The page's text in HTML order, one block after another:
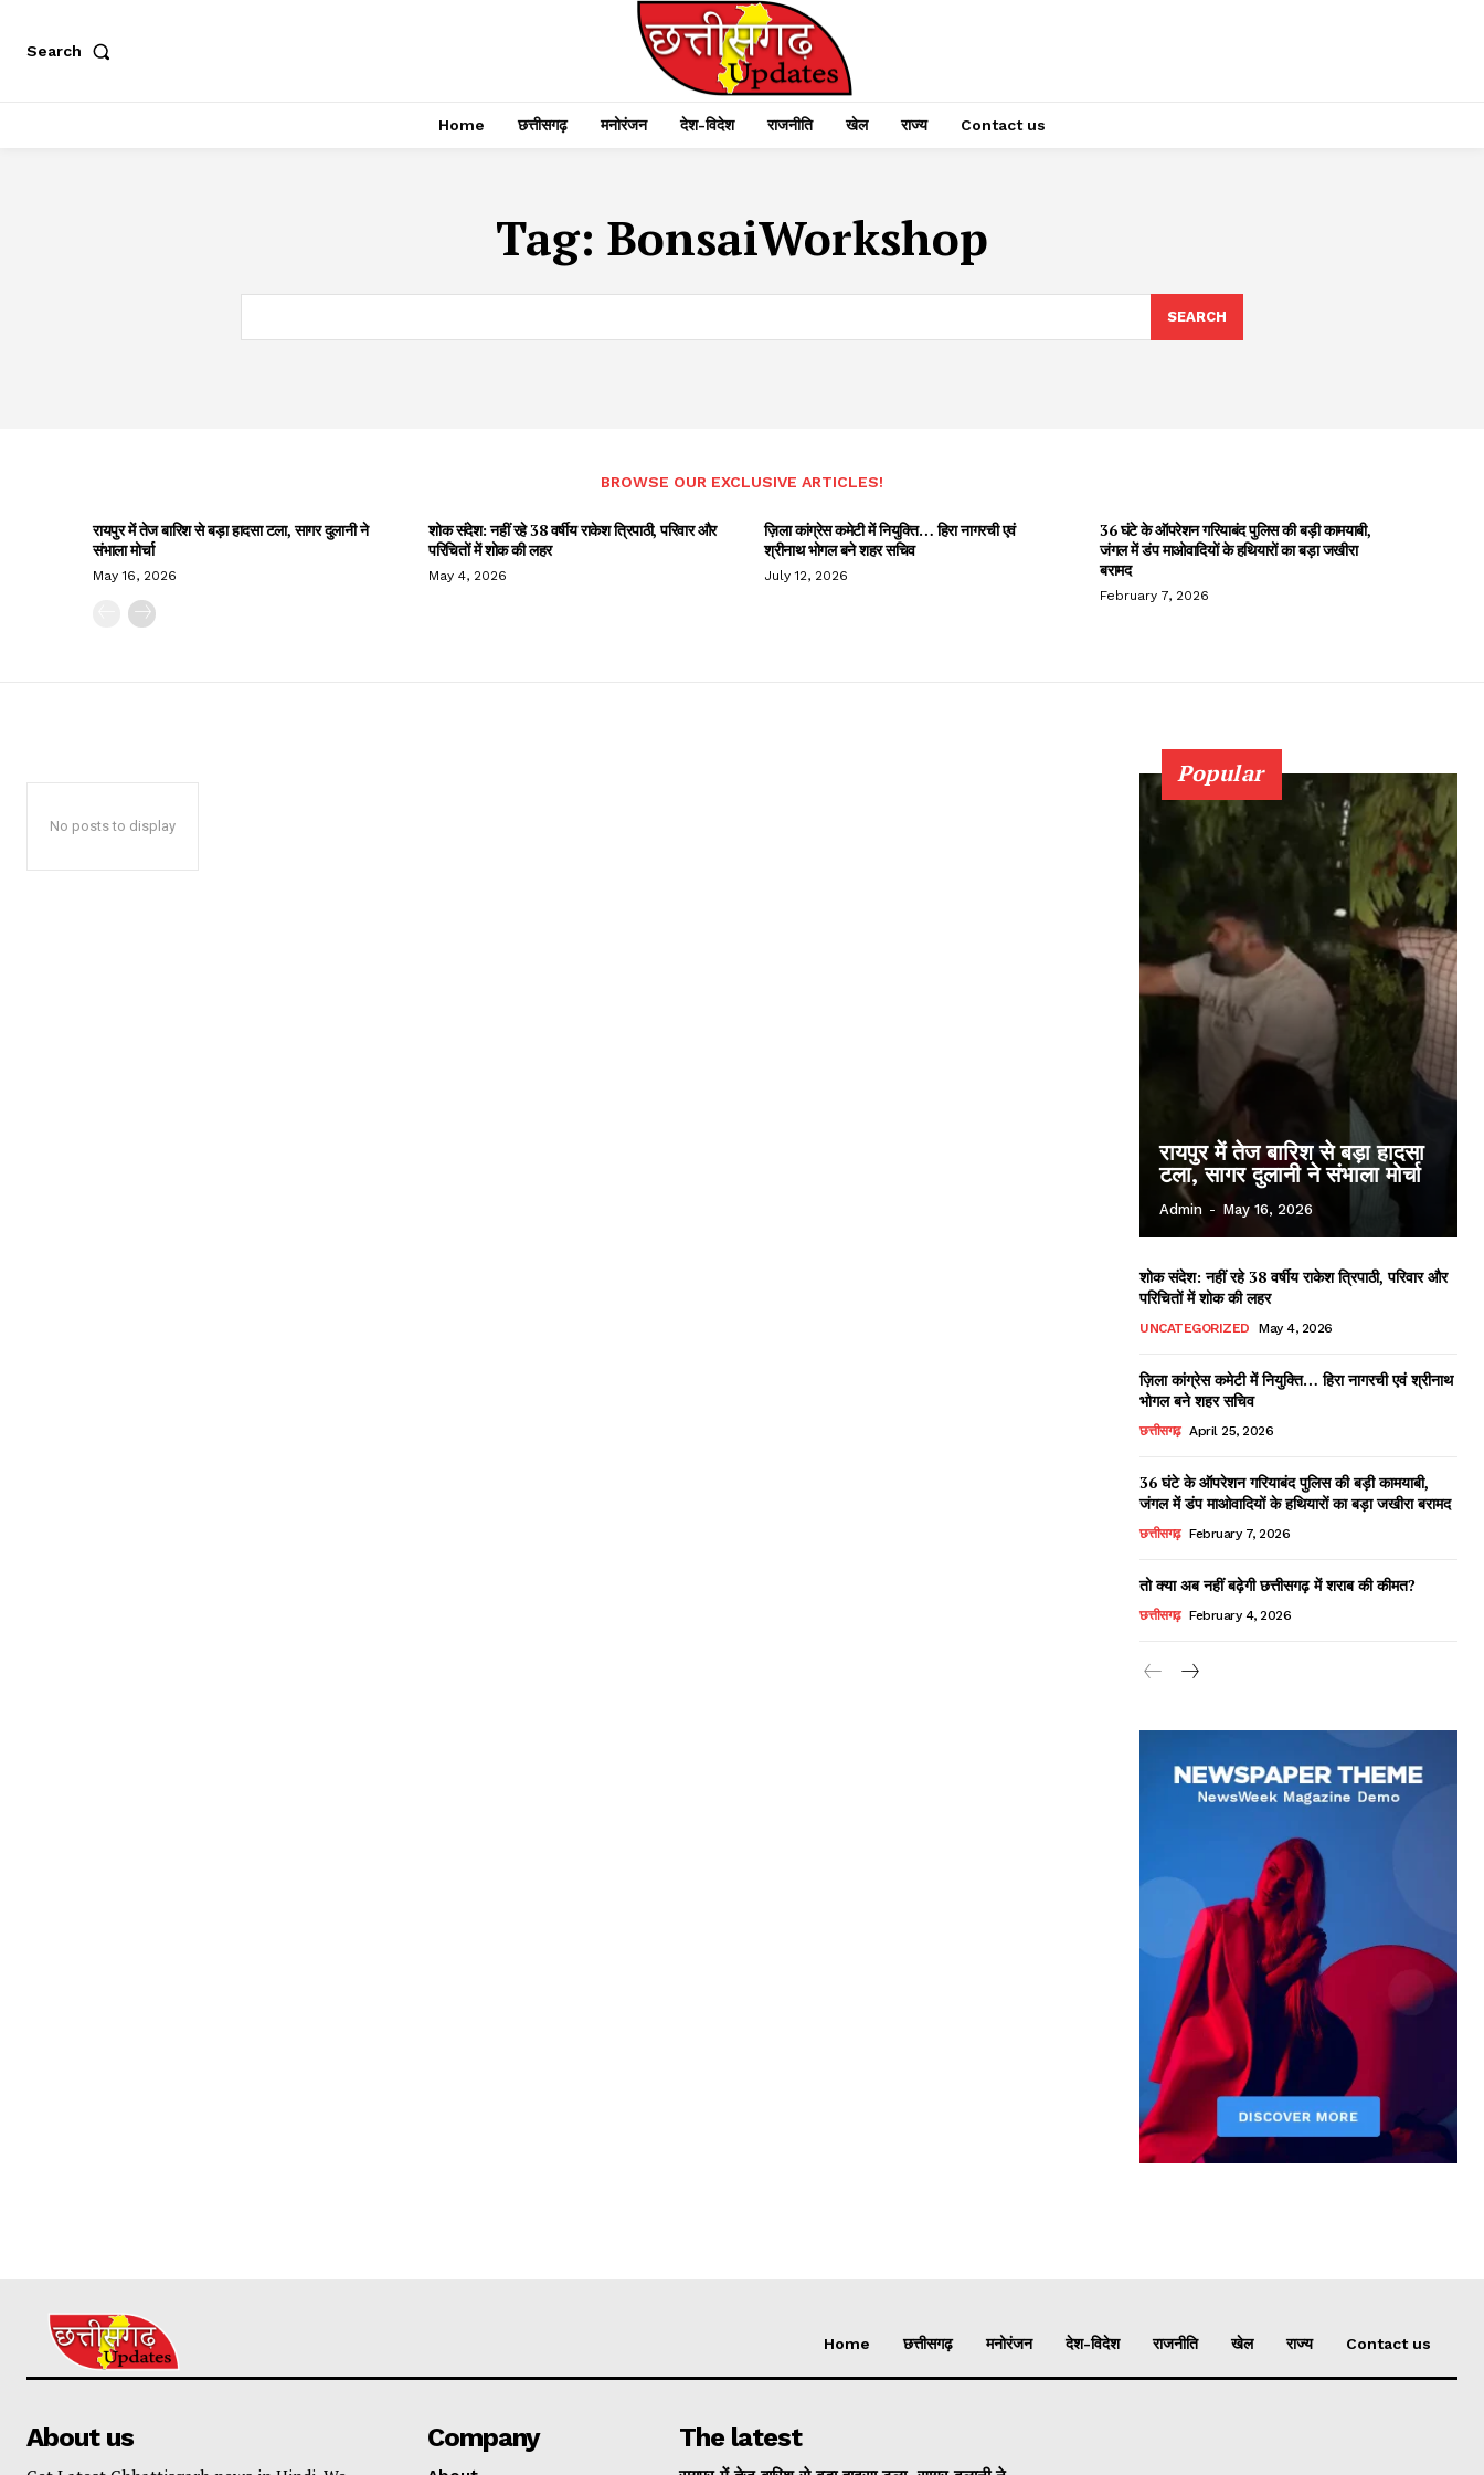
Search
Home छत्तीसगढ़ मनोरंजन देश-विदेश राजनीति खेल राज्य Contact us
Tag: BonsaiWorkshop
SEARCH
BROWSE OUR EXCLUSIVE ARTICLES!
रायपुर में तेज बारिश से बड़ा हादसा टला, सागर दुलानी ने
संभाला मोर्चा
May 16, 2026
शोक संदेश: नहीं रहे 38 वर्षीय राकेश त्रिपाठी, परिवार और
परिचितों में शोक की लहर
May 4, 2026
ज़िला कांग्रेस कमेटी में नियुक्ति… हिरा नागरची एवं
श्रीनाथ भोगल बने शहर सचिव
July 12, 2026
36 घंटे के ऑपरेशन गरियाबंद पुलिस की बड़ी कामयाबी,
जंगल में डंप माओवादियों के हथियारों का बड़ा जखीरा
बरामद
February 7, 2026
No posts to display
Popular
रायपुर में तेज बारिश से बड़ा हादसा
टला, सागर दुलानी ने संभाला मोर्चा
Admin - May 16, 2026
शोक संदेश: नहीं रहे 38 वर्षीय राकेश त्रिपाठी, परिवार और
परिचितों में शोक की लहर
UNCATEGORIZED May 4, 2026
ज़िला कांग्रेस कमेटी में नियुक्ति… हिरा नागरची एवं श्रीनाथ
भोगल बने शहर सचिव
छत्तीसगढ़ April 25, 2026
36 घंटे के ऑपरेशन गरियाबंद पुलिस की बड़ी कामयाबी,
जंगल में डंप माओवादियों के हथियारों का बड़ा जखीरा बरामद
छत्तीसगढ़ February 7, 2026
तो क्या अब नहीं बढ़ेगी छत्तीसगढ़ में शराब की कीमत?
छत्तीसगढ़ February 4, 2026
Home छत्तीसगढ़ मनोरंजन देश-विदेश राजनीति खेल राज्य Contact us
About us Company The latest